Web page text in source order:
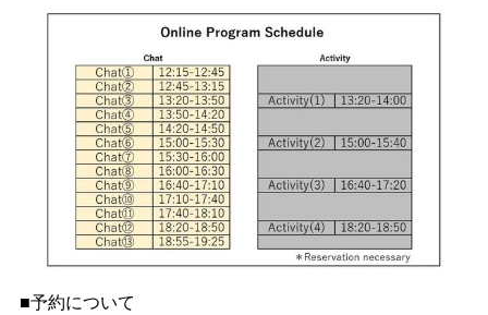
■予約について